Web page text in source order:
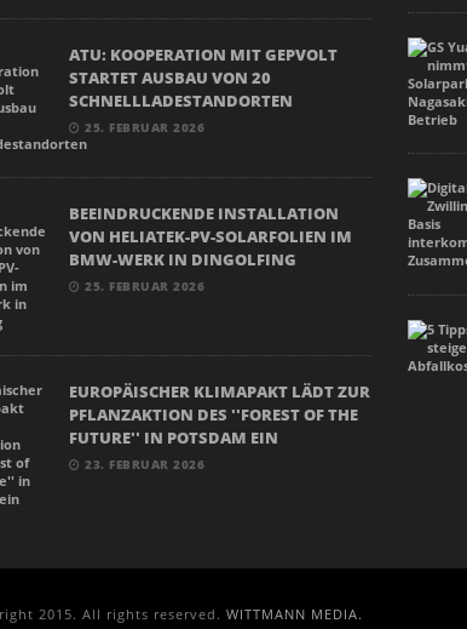
ATU: KOOPERATION MIT GEPVOLT
STARTET AUSBAU VON 20
SCHNELLLADESTANDORTEN
25. FEBRUAR 2026
BEEINDRUCKENDE INSTALLATION
VON HELIATEK-PV-SOLARFOLIEN IM
BMW-WERK IN DINGOLFING
25. FEBRUAR 2026
EUROPÄISCHER KLIMAPAKT LÄDT ZUR
PFLANZAKTION DES ''FOREST OF THE
FUTURE'' IN POTSDAM EIN
23. FEBRUAR 2026
2015. All rights reserved. WITTMANN MEDIA.